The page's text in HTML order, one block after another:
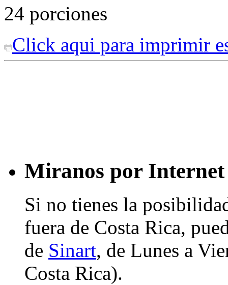
24 porciones
Click aqui para imprimir
Miranos por Internet
Si no tienes la
fuera de Costa Rica,
de Sinart, de Lunes a
Costa Rica).